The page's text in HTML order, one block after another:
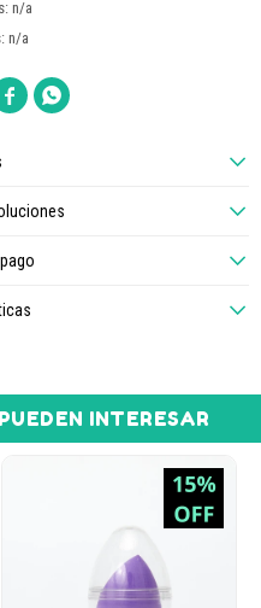
n/a
n/a
 
INTERESAR